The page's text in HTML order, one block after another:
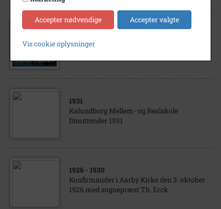
1872- 1958
fra Køge. Avisartikel om minder fra en
1931
Kalundborg Mellem- og Realskole
Dimittender 1931
1926 - 1930
Konfirmander i Aarby Kirke den 3. oktober
1926 med sognepræst Th. Erck
Accepter nødvendige Accepter valgte
Vis cookie oplysninger